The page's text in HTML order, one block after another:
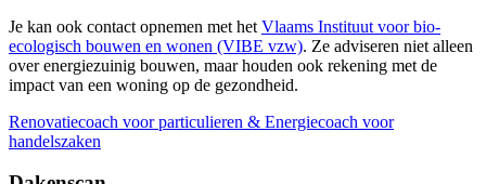
Je kan ook contact opnemen met het Vlaams Instituut voor bio-
ecologisch bouwen en wonen (VIBE vzw). Ze adviseren niet alleen
over energiezuinig bouwen, maar houden ook rekening met de
impact van een woning op de gezondheid.
Renovatiecoach voor particulieren & Energiecoach voor
handelszaken